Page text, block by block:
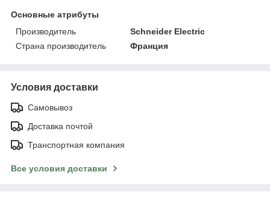
Основные атрибуты
Производитель
Schneider Electric
Страна производитель
Франция
Условия доставки
Самовывоз
Доставка почтой
Транспортная компания
Все условия доставки